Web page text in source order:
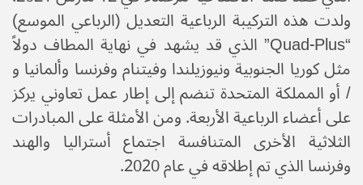
ولدت هذه التركيبة الرباعية التعديل (الرباعي الموسع)
“Quad-Plus” الذي قد يشهد في نهاية المطاف دولاً
مثل كوريا الجنوبية ونيوزيلندا وفيتنام وفرنسا وألمانيا و
/ أو المملكة المتحدة تنضم إلى إطار عمل تعاوني يركز
على أعضاء الرباعية الأربعة. ومن الأمثلة على المبادرات
الثلاثية الأخرى المتنافسة اجتماع أستراليا والهند
وفرنسا الذي تم إطلاقه في عام 2020.